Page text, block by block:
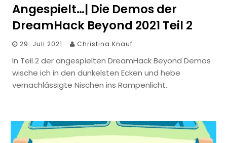
Angespielt…| Die Demos der
DreamHack Beyond 2021 Teil 2
29. Juli 2021 Christina Knauf
In Teil 2 der angespielten DreamHack Beyond Demos
wische ich in den dunkelsten Ecken und hebe
vernachlässigte Nischen ins Rampenlicht.